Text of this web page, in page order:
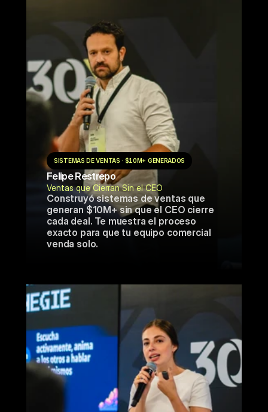
Felipe Restrepo
SISTEMAS DE VENTAS · $10M+ GENERADOS
Construyó sistemas de ventas que
generan $10M+ sin que el CEO cierre
cada deal. Te muestra el proceso
exacto para que tu equipo comercial
venda solo.
Ventas que Cierran Sin el CEO